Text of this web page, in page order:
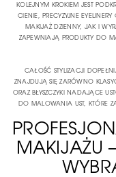
KOLEJNYM KROKIEM JEST
CIENIE, PRECYZYJNE
MAKIJAŻ DZIENNY, JAK I
ZAPEWNIAJĄ PRODUKTY DO
CAŁOŚĆ STYLIZACJI
ZNAJDUJĄ SIĘ ZARÓWNO
ORAZ BŁYSZCZYKI NADAJĄCE
DO MALOWANIA UST, KTÓRE
MAKIJAŻU